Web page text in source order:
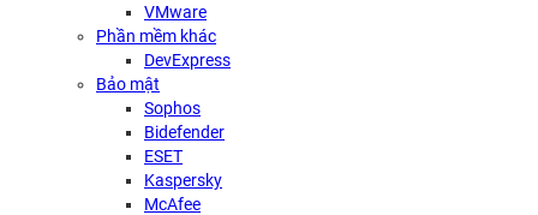
VMware
Phần mềm khác
DevExpress
Bảo mật
Sophos
Bidefender
ESET
Kaspersky
McAfee